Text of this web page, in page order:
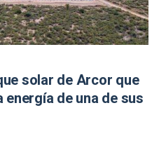
solar de Arcor que
energía de una de sus